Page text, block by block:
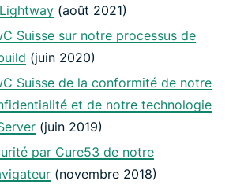
(août 2021)
Suisse sur notre processus de
(juin 2020)
Suisse de la conformité de notre
et de notre technologie
(juin 2019)
par Cure53 de notre
(novembre 2018)